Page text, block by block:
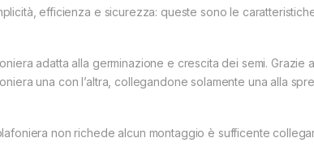
efficienza e sicurezza: queste sono le
adatta alla germinazione e crescita dei semi.
una con l’altra, collegandone solamente una alla
non richede alcun montaggio è sufficente